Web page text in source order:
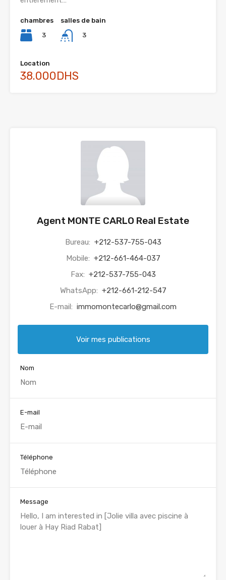
chambres
3
salles de bain
3
Location
38.000DHS
Agent MONTE CARLO Real Estate
Bureau: +212-537-755-043
Mobile: +212-661-464-037
Fax: +212-537-755-043
WhatsApp: +212-661-212-547
E-mail: immomontecarlo@gmail.com
Voir mes publications
Nom
E-mail
Téléphone
Message